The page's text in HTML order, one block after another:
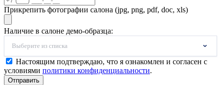
Прикрепить фотографии салона (jpg, png, pdf, doc, xls)
Наличие в салоне демо-образца:
Выберите из списка
Настоящим подтверждаю, что я ознакомлен и согласен с
условиями политики конфиденциальности.
Отправить